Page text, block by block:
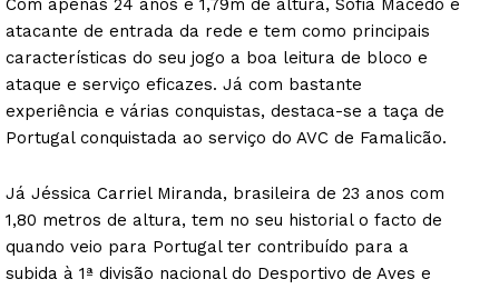
Com apenas 24 anos e 1,79m de altura, Sofia Macedo é
atacante de entrada da rede e tem como principais
características do seu jogo a boa leitura de bloco e
ataque e serviço eficazes. Já com bastante
experiência e várias conquistas, destaca-se a taça de
Portugal conquistada ao serviço do AVC de Famalicão.
Já Jéssica Carriel Miranda, brasileira de 23 anos com
1,80 metros de altura, tem no seu historial o facto de
quando veio para Portugal ter contribuído para a
subida à 1ª divisão nacional do Desportivo de Aves e